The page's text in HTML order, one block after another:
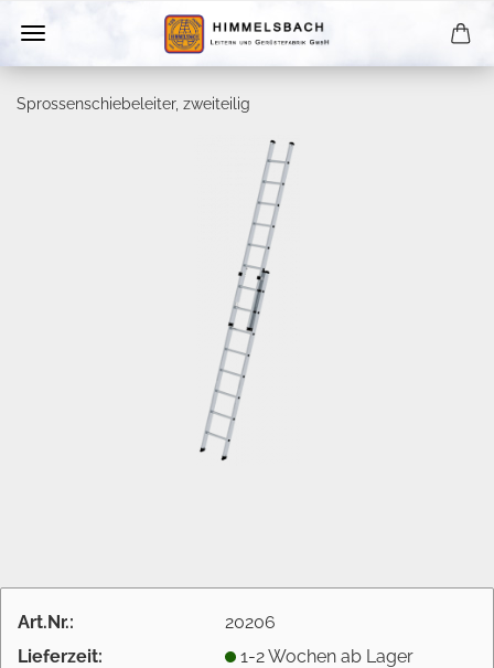
Sprossenschiebeleiter, zweiteilig
Art.Nr.:
20206
Lieferzeit:
1-2 Wochen ab Lager